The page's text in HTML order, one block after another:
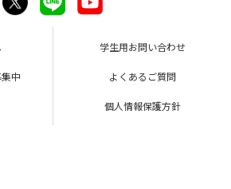
学生用お問い合わせ
中 よくあるご質問
個人情報保護方針